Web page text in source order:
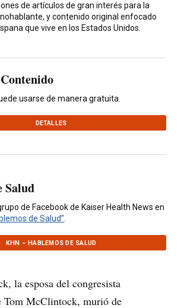
de artículos de gran interés para la
y contenido original enfocado
que vive en los Estados Unidos.
usarse de manera gratuita.
DETALLES
Salud
de Facebook de Kaiser Health News en
de Salud”.
KHN – HABLEMOS DE SALUD
la esposa del congresista
Tom McClintock, murió de